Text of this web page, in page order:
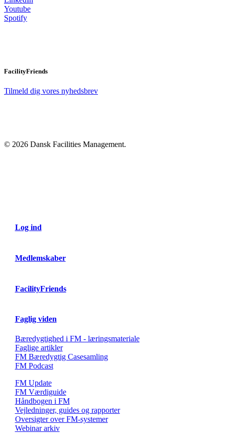
Youtube
Spotify
FacilityFriends
Tilmeld dig vores nyhedsbrev
© 2026 Dansk Facilities Management.
Log ind
Medlemskaber
FacilityFriends
Faglig viden
Bæredygtighed i FM - læringsmateriale
Faglige artikler
FM Bæredygtig Casesamling
FM Podcast
FM Update
FM Værdiguide
Håndbogen i FM
Vejledninger, guides og rapporter
Oversigter over FM-systemer
Webinar arkiv